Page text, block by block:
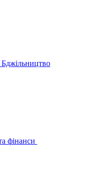
Бджільництво
фінанси